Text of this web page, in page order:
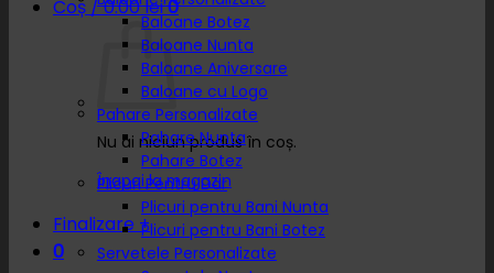
Coș /0.00lei0
Nu ai niciun produs în coș.
Înapoi la magazin
Finalizare +
0
Baloane Botez
Baloane Nunta
Baloane Aniversare
Baloane cu Logo
Pahare Personalizate
Pahare Nunta
Pahare Botez
Plicuri Pentru Dar
Plicuri pentru Bani Nunta
Plicuri pentru Bani Botez
Servetele Personalizate